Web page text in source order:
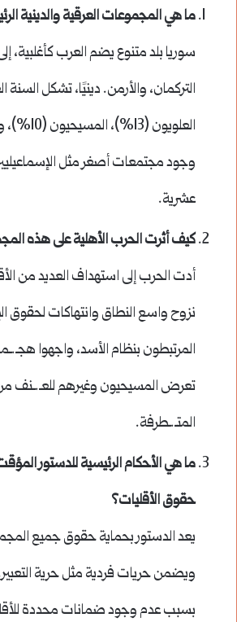
ما هي المجموعات العرقية والدينية
سوريا بلد متنوع يضم العرب كأغلبية،
وجود مجتمعات أصغر مثل
عشرية.
كيف أثرت الحرب الأهلية على هذه
أدت الحرب إلى استهداف العديد من
نزوح واسع النطاق وانتهاكات لحقوق
المرتبطون بنظام الأسد، واجهوا
تعرض المسيحيون وغيرهم للعـ.ـنف
المتـ.ـطرفة.
حقوق الأقليات؟
يعد الدستور بحماية حقوق جميع
ويضمن حريات فردية مثل حرية
بسبب عدم وجود ضمانات محددة